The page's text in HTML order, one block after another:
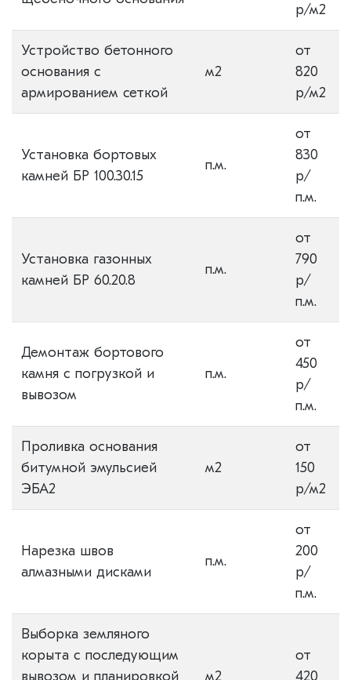
р/м2
Устройство бетонного
основания с
армированием сеткой
м2
от
820
р/м2
Установка бортовых
камней БР 100.30.15
п.м.
от
830
р/
п.м.
Установка газонных
камней БР 60.20.8
п.м.
от
790
р/
п.м.
Демонтаж бортового
камня с погрузкой и
вывозом
п.м.
от
450
р/
п.м.
Проливка основания
битумной эмульсией
ЭБА2
м2
от
150
р/м2
Нарезка швов
алмазными дисками
п.м.
от
200
р/
п.м.
Выборка земляного
корыта с последующим
вывозом и планировкой
м2
от
420